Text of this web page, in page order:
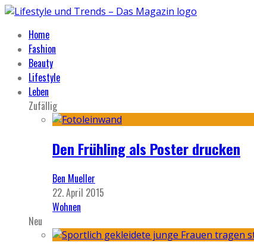
Home
Fashion
Beauty
Lifestyle
Leben
Zufällig
Den Frühling als Poster drucken
Ben Mueller
22. April 2015
Wohnen
Neu